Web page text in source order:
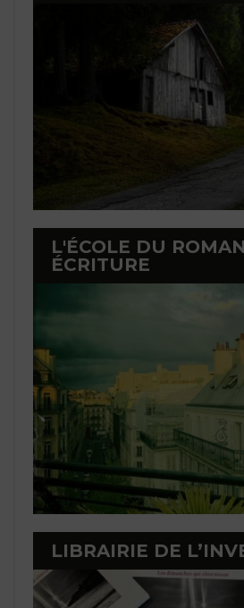
L'ÉCOLE DU
ÉCRITURE
LIBRAIRIE DE